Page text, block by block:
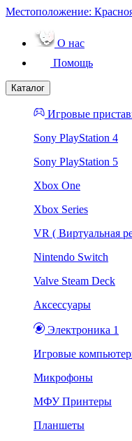
Местоположение:
О нас
Помощь
Каталог
Игровые
Sony PlayStation 4
Sony PlayStation 5
Xbox One
Xbox Series
VR ( Виртуальная
Nintendo Switch
Valve Steam Deck
Аксессуары
Электроника 1
Игровые
Микрофоны
МФУ Принтеры
Планшеты